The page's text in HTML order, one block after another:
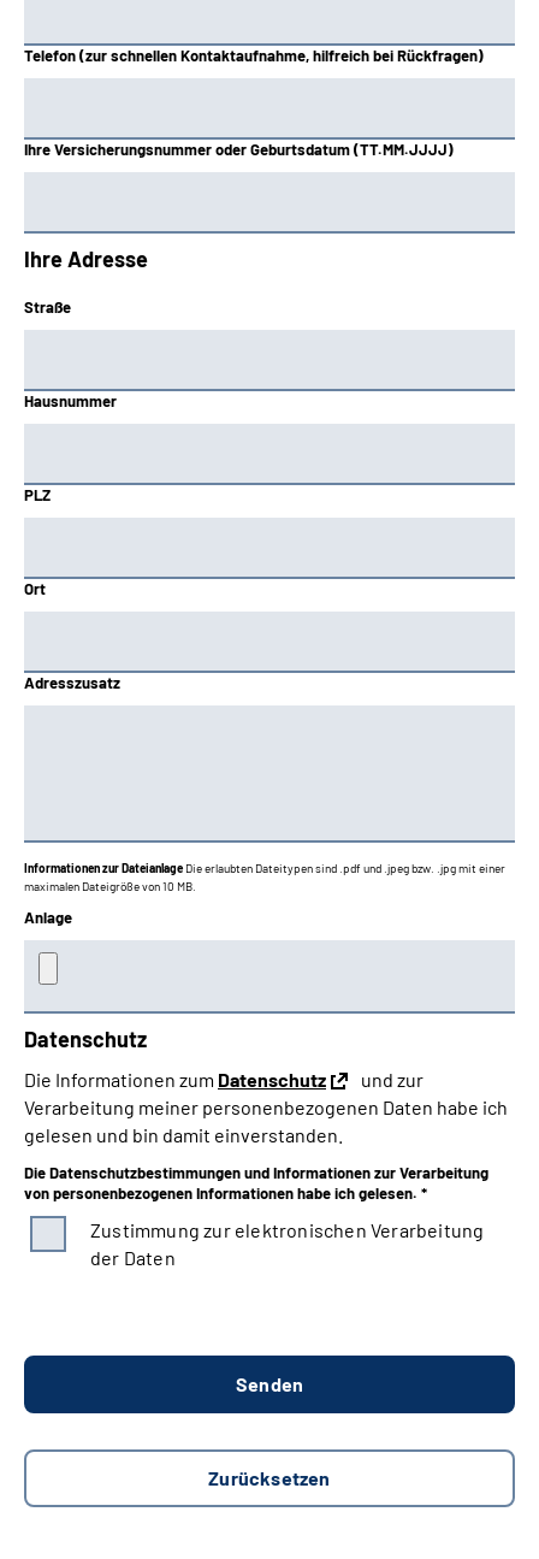
Telefon (zur schnellen Kontaktaufnahme, hilfreich bei Rückfragen)
Ihre Versicherungsnummer oder Geburtsdatum (TT.MM.JJJJ)
Ihre Adresse
Straße
Hausnummer
PLZ
Ort
Adresszusatz
Informationen zur Dateianlage Die erlaubten Dateitypen sind .pdf und .jpeg bzw. .jpg mit einer
maximalen Dateigröße von 10 MB.
Anlage
Datenschutz
Die Informationen zum Datenschutz
und zur
Verarbeitung meiner personenbezogenen Daten habe ich
gelesen und bin damit einverstanden.
Die Datenschutzbestimmungen und Informationen zur Verarbeitung
von personenbezogenen Informationen habe ich gelesen. *
Zustimmung zur elektronischen Verarbeitung
der Daten